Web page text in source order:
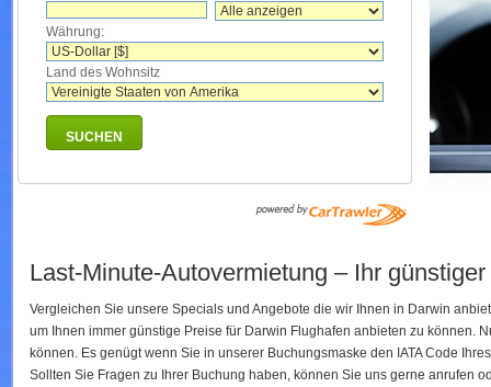
Währung:
Land des Wohnsitz
SUCHEN
Last-Minute-Autovermietung – Ihr
Vergleichen Sie unsere Specials und Angebote die wir Ihnen in Darwin
um Ihnen immer günstige Preise für Darwin Flughafen anbieten zu können.
können. Es genügt wenn Sie in unserer Buchungsmaske den IATA Code
Sollten Sie Fragen zu Ihrer Buchung haben, können Sie uns gerne anrufen